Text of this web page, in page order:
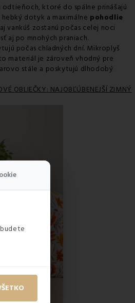
ktoré do spálne prinášajú
dotyk a maximálne pohodlie
vankúš zostanú počas celej noci
aj po mnohých praniach.
počas chladných dní. Mikroplyš
materiál je zároveň vhodný pre
stále a poskytujú dlhodobý
OBLIEČKY: NAJOBĽÚBENEJŠÍ ZIMNÝ